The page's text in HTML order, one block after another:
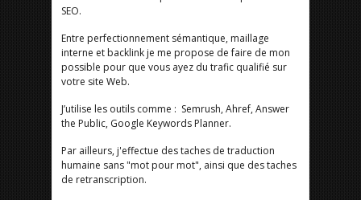
SEO.
Entre perfectionnement sémantique, maillage
interne et backlink je me propose de faire de mon
possible pour que vous ayez du trafic qualifié sur
votre site Web.
J’utilise les outils comme : Semrush, Ahref, Answer
the Public, Google Keywords Planner.
Par ailleurs, j'effectue des taches de traduction
humaine sans "mot pour mot", ainsi que des taches
de retranscription.